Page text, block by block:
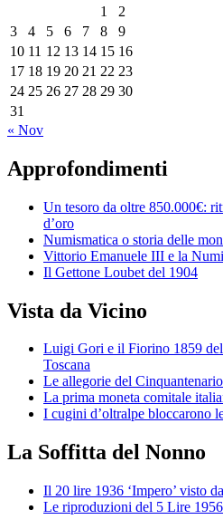
1
2
3
4 5 6 7 8
9
10 11 12 13 14 15 16
17 18 19 20 21 22 23
24 25 26 27 28 29 30
31
« Nov
Approfondimenti
Un tesoro da oltre 850.000€:
d’oro
Numismatica o storia delle
Vittorio Emanuele III e la
Il Gettone Loubet del 1904
Vista da Vicino
Luigi Gori e il Fiorino 1859
Toscana
Le allegorie del Cinquantenario
La prima moneta comitale
I cugini d’oltralpe bloccarono
La Soffitta del Nonno
Il 20 lire 1936 ‘Impero’ visto
Le riproduzioni del 5 Lire 1956